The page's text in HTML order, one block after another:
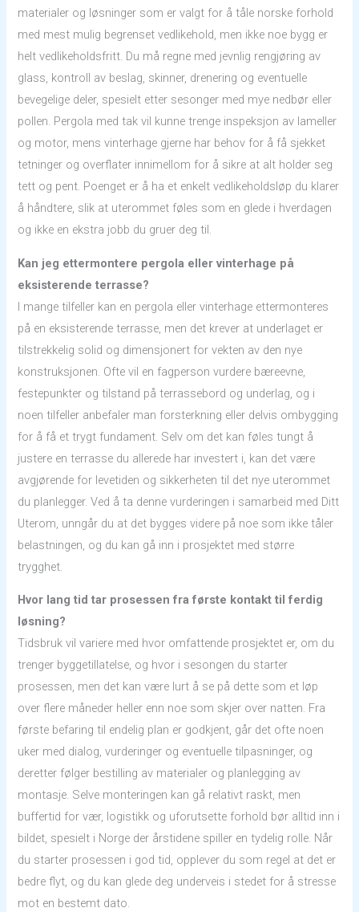
materialer og løsninger som er valgt for å tåle norske forhold
med mest mulig begrenset vedlikehold, men ikke noe bygg er
helt vedlikeholdsfritt. Du må regne med jevnlig rengjøring av
glass, kontroll av beslag, skinner, drenering og eventuelle
bevegelige deler, spesielt etter sesonger med mye nedbør eller
pollen. Pergola med tak vil kunne trenge inspeksjon av lameller
og motor, mens vinterhage gjerne har behov for å få sjekket
tetninger og overflater innimellom for å sikre at alt holder seg
tett og pent. Poenget er å ha et enkelt vedlikeholdsløp du klarer
å håndtere, slik at uterommet føles som en glede i hverdagen
og ikke en ekstra jobb du gruer deg til.
Kan jeg ettermontere pergola eller vinterhage på
eksisterende terrasse?
I mange tilfeller kan en pergola eller vinterhage ettermonteres
på en eksisterende terrasse, men det krever at underlaget er
tilstrekkelig solid og dimensjonert for vekten av den nye
konstruksjonen. Ofte vil en fagperson vurdere bæreevne,
festepunkter og tilstand på terrassebord og underlag, og i
noen tilfeller anbefaler man forsterkning eller delvis ombygging
for å få et trygt fundament. Selv om det kan føles tungt å
justere en terrasse du allerede har investert i, kan det være
avgjørende for levetiden og sikkerheten til det nye uterommet
du planlegger. Ved å ta denne vurderingen i samarbeid med Ditt
Uterom, unngår du at det bygges videre på noe som ikke tåler
belastningen, og du kan gå inn i prosjektet med større
trygghet.
Hvor lang tid tar prosessen fra første kontakt til ferdig
løsning?
Tidsbruk vil variere med hvor omfattende prosjektet er, om du
trenger byggetillatelse, og hvor i sesongen du starter
prosessen, men det kan være lurt å se på dette som et løp
over flere måneder heller enn noe som skjer over natten. Fra
første befaring til endelig plan er godkjent, går det ofte noen
uker med dialog, vurderinger og eventuelle tilpasninger, og
deretter følger bestilling av materialer og planlegging av
montasje. Selve monteringen kan gå relativt raskt, men
buffertid for vær, logistikk og uforutsette forhold bør alltid inn i
bildet, spesielt i Norge der årstidene spiller en tydelig rolle. Når
du starter prosessen i god tid, opplever du som regel at det er
bedre flyt, og du kan glede deg underveis i stedet for å stresse
mot en bestemt dato.